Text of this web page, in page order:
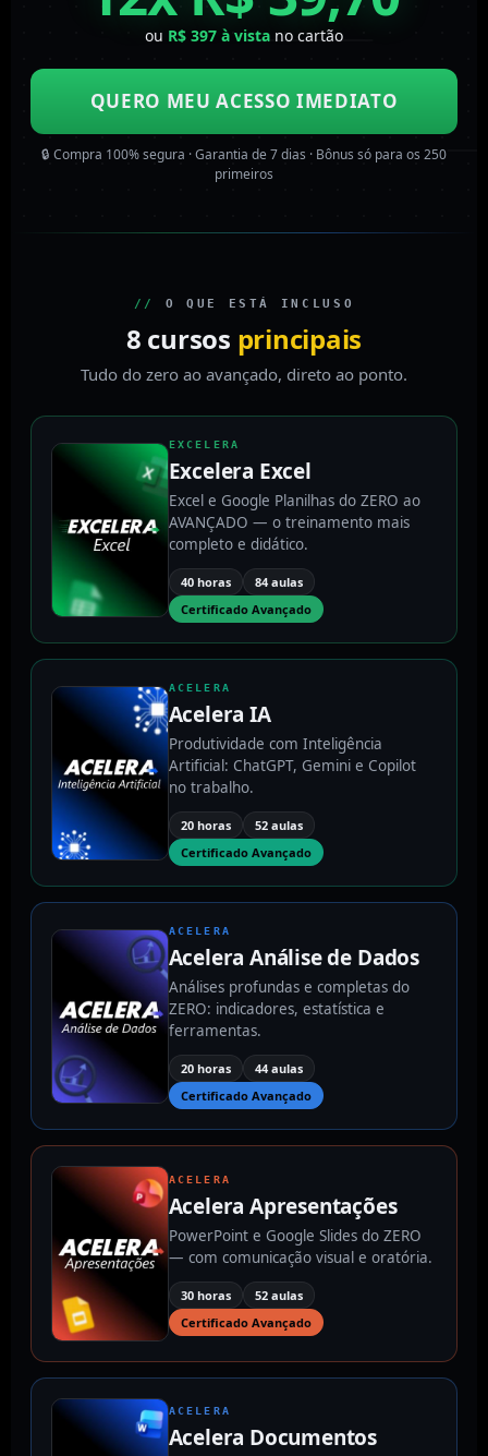
ou R$ 397 à vista no cartão
QUERO MEU ACESSO IMEDIATO
🔒 Compra 100% segura · Garantia de 7 dias · Bônus só para os 250
primeiros
// O QUE ESTÁ INCLUSO
8 cursos principais
Tudo do zero ao avançado, direto ao ponto.
EXCELERA
Excelera Excel
Excel e Google Planilhas do ZERO ao
AVANÇADO — o treinamento mais
completo e didático.
40 horas
84 aulas
Certificado Avançado
ACELERA
Acelera IA
Produtividade com Inteligência
Artificial: ChatGPT, Gemini e Copilot
no trabalho.
20 horas
52 aulas
Certificado Avançado
ACELERA
Acelera Análise de Dados
Análises profundas e completas do
ZERO: indicadores, estatística e
ferramentas.
20 horas
44 aulas
Certificado Avançado
ACELERA
Acelera Apresentações
PowerPoint e Google Slides do ZERO
— com comunicação visual e oratória.
30 horas
52 aulas
Certificado Avançado
ACELERA
Acelera Documentos